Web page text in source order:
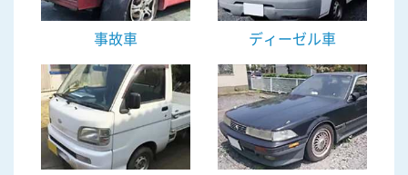
事故車 ディーゼル車